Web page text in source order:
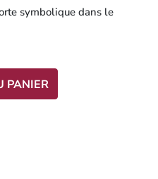
symbolique dans le
PANIER